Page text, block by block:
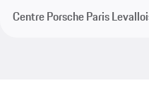
Centre Porsche Paris